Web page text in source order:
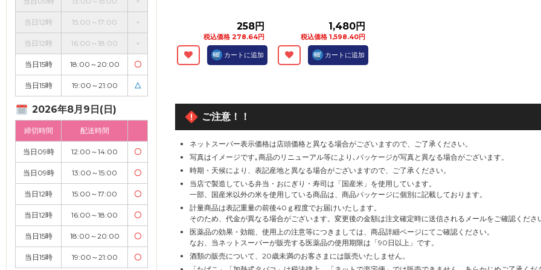
当日12時 15:00～17:00 ×
当日12時 16:00～18:00 ×
当日15時 18:00～20:00 〇
当日15時 19:00～21:00 △
2026年8月9日(日)
締切時間 配送時間
当日09時 12:00～14:00 〇
当日09時 13:00～15:00 〇
当日12時 15:00～17:00 〇
当日12時 16:00～18:00 〇
当日15時 18:00～20:00 〇
当日15時 19:00～21:00 〇
258円
税込価格 278.64円
カートに追加
1,480円
税込価格 1,598.40円
カートに追加
ご注意！！
ネットスーパー表示価格は店頭価格と異なる場合がございますので、ご了承ください。
写真はイメージです｡商品のリニューアル等により､パッケージが写真と異なる場合がございます。
時期・天候により、表記産地と異なる場合がございますので、ご了承ください。
当店で製造している弁当・おにぎり・寿司は「国産米」を使用しています。
一部、国産米以外の米を使用している商品は、商品パッケージに個別に記載しております。
計量商品は表記重量の前後40ｇ程度でお届けいたします。
そのため、代金が異なる場合がございます。変更後の金額は注文確定時に送信されるメールをご確認くださ
医薬品の効果・効能、使用上の注意等につきましては、商品詳細ページにてご確認ください。
なお、当ネットスーパーが販売する医薬品の使用期限は「90日以上」です。
酒類の販売について、20歳未満のお客さまには販売いたしません。